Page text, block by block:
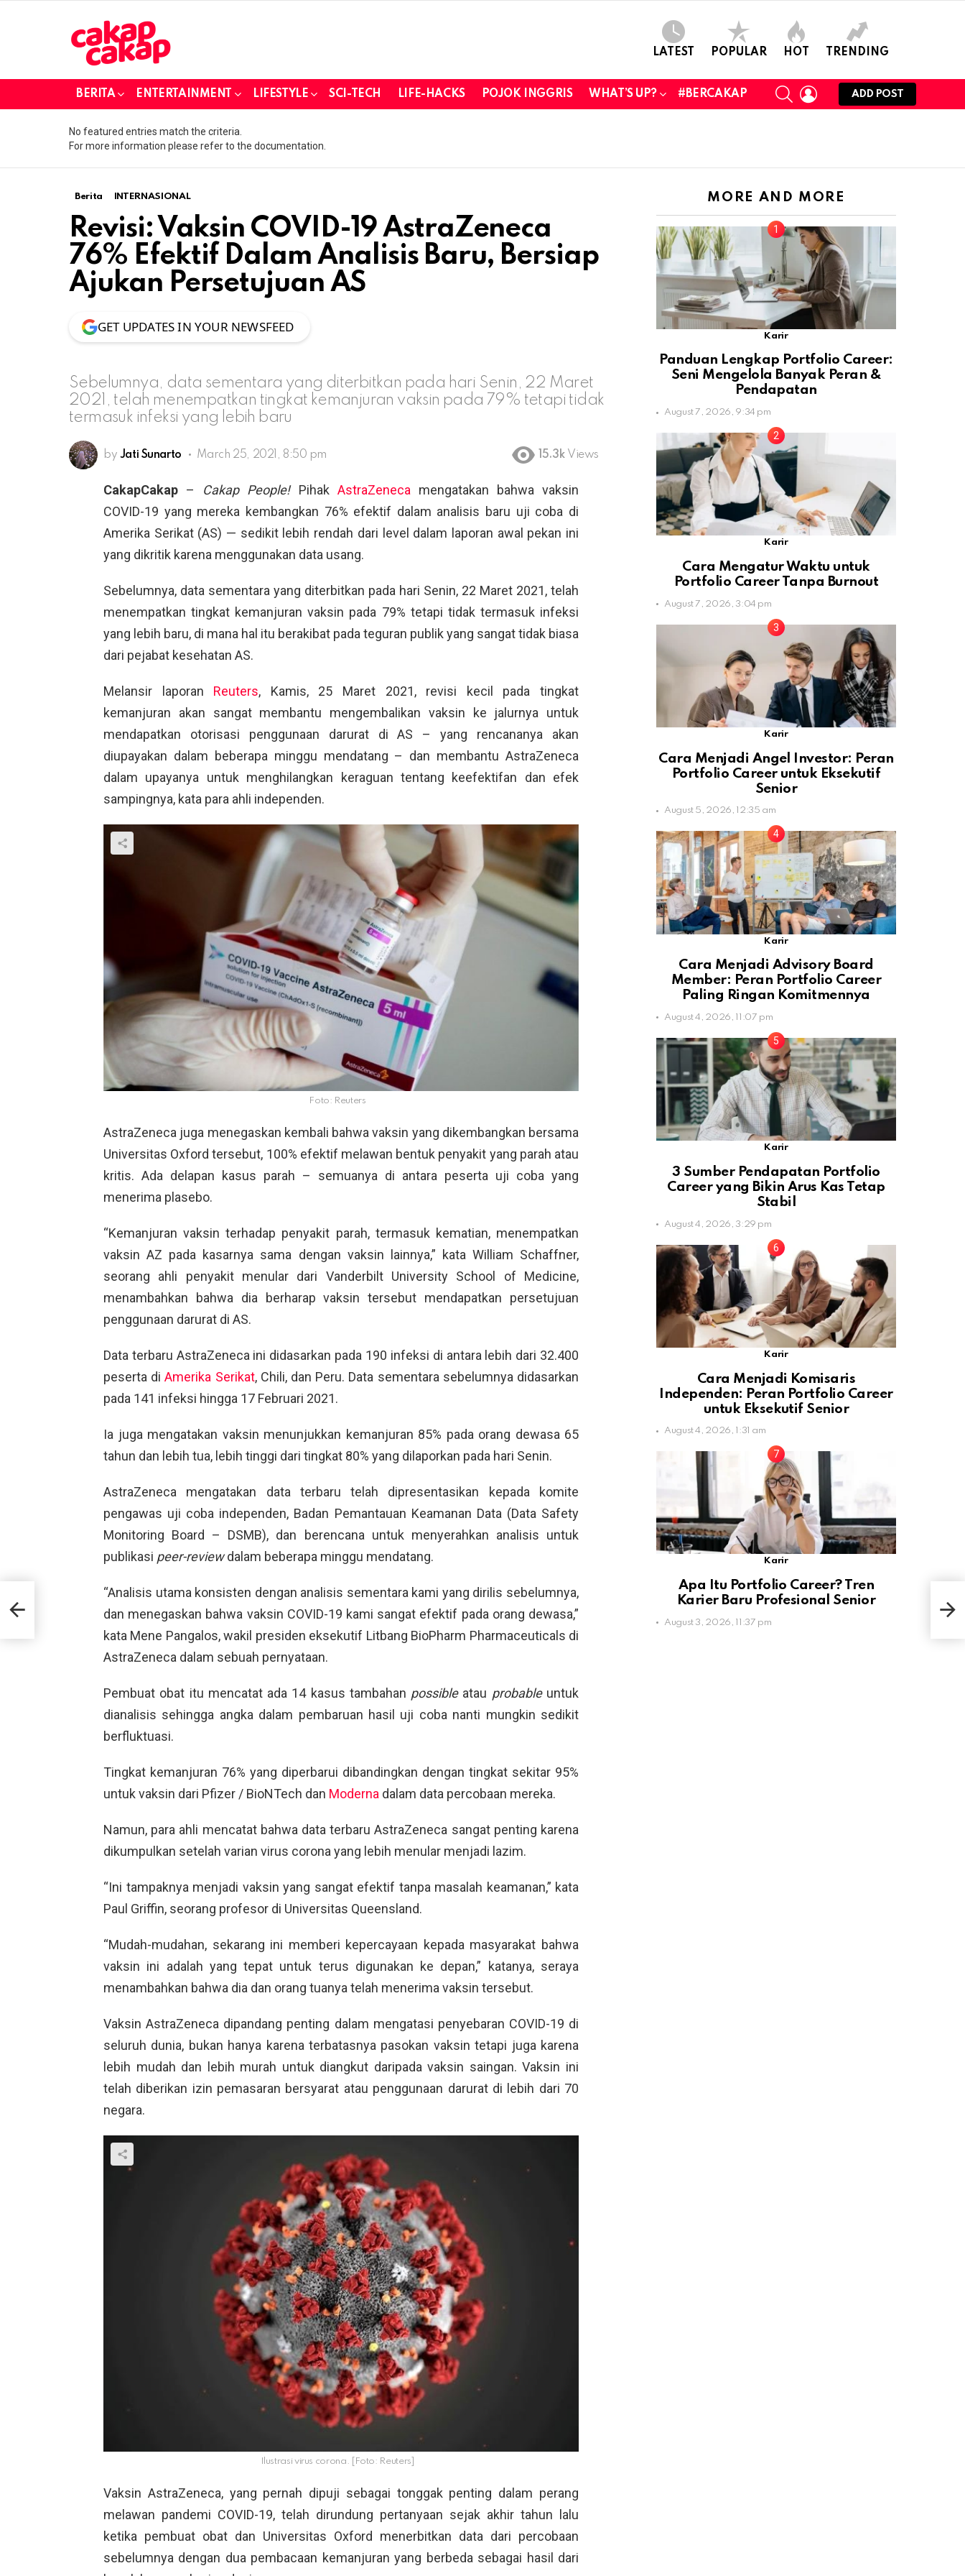
LATEST POPULAR HOT TRENDING
BERITA ENTERTAINMENT LIFESTYLE SCI-TECH LIFE-HACKS POJOK INGGRIS WHAT’S UP? #BERCAKAP
SEARCHLOGIN
ADD POST
No featured entries match the criteria.
For more information please refer to the documentation.
Berita INTERNASIONAL
Revisi: Vaksin COVID-19 AstraZeneca
76% Efektif Dalam Analisis Baru, Bersiap
Ajukan Persetujuan AS
GET UPDATES IN YOUR NEWSFEED
Sebelumnya, data sementara yang diterbitkan pada hari Senin, 22 Maret
2021, telah menempatkan tingkat kemanjuran vaksin pada 79% tetapi tidak
termasuk infeksi yang lebih baru
by Jati Sunarto March 25, 2021, 8:50 pm 15.3k Views
CakapCakap – Cakap People!Pihak AstraZeneca mengatakan bahwa vaksin
COVID-19 yang mereka kembangkan 76% efektif dalam analisis baru uji coba di
Amerika Serikat (AS) — sedikit lebih rendah dari level dalam laporan awal pekan ini
yang dikritik karena menggunakan data usang.
Sebelumnya, data sementara yang diterbitkan pada hari Senin, 22 Maret 2021, telah
menempatkan tingkat kemanjuran vaksin pada 79% tetapi tidak termasuk infeksi
yang lebih baru, di mana hal itu berakibat pada teguran publik yang sangat tidak biasa
dari pejabat kesehatan AS.
Melansir laporan Reuters, Kamis, 25 Maret 2021, revisi kecil pada tingkat
kemanjuran akan sangat membantu mengembalikan vaksin ke jalurnya untuk
mendapatkan otorisasi penggunaan darurat di AS – yang rencananya akan
diupayakan dalam beberapa minggu mendatang – dan membantu AstraZeneca
dalam upayanya untuk menghilangkan keraguan tentang keefektifan dan efek
sampingnya, kata para ahli independen.
Foto: Reuters
AstraZeneca juga menegaskan kembali bahwa vaksin yang dikembangkan bersama
Universitas Oxford tersebut, 100% efektif melawan bentuk penyakit yang parah atau
kritis. Ada delapan kasus parah – semuanya di antara peserta uji coba yang
menerima plasebo.
“Kemanjuran vaksin terhadap penyakit parah, termasuk kematian, menempatkan
vaksin AZ pada kasarnya sama dengan vaksin lainnya,” kata William Schaffner,
seorang ahli penyakit menular dari Vanderbilt University School of Medicine,
menambahkan bahwa dia berharap vaksin tersebut mendapatkan persetujuan
penggunaan darurat di AS.
Data terbaru AstraZeneca ini didasarkan pada 190 infeksi di antara lebih dari 32.400
peserta diAmerika Serikat, Chili, dan Peru. Data sementara sebelumnya didasarkan
pada 141 infeksi hingga 17 Februari 2021.
Ia juga mengatakan vaksin menunjukkan kemanjuran 85% pada orang dewasa 65
tahun dan lebih tua, lebih tinggi dari tingkat 80% yang dilaporkan pada hari Senin.
AstraZeneca mengatakan data terbaru telah dipresentasikan kepada komite
pengawas uji coba independen, Badan Pemantauan Keamanan Data (Data Safety
Monitoring Board – DSMB), dan berencana untuk menyerahkan analisis untuk
publikasi peer-reviewdalam beberapa minggu mendatang.
“Analisis utama konsisten dengan analisis sementara kami yang dirilis sebelumnya,
dan menegaskan bahwa vaksin COVID-19 kami sangat efektif pada orang dewasa,”
kata Mene Pangalos, wakil presiden eksekutif Litbang BioPharm Pharmaceuticals di
AstraZeneca dalam sebuah pernyataan.
Pembuat obat itu mencatat ada 14 kasus tambahan possibleatau probableuntuk
dianalisis sehingga angka dalam pembaruan hasil uji coba nanti mungkin sedikit
berfluktuasi.
Tingkat kemanjuran 76% yang diperbarui dibandingkan dengan tingkat sekitar 95%
untuk vaksin dari Pfizer / BioNTech dan Moderna dalam data percobaan mereka.
Namun, para ahli mencatat bahwa data terbaru AstraZeneca sangat penting karena
dikumpulkan setelah varian virus corona yang lebih menular menjadi lazim.
“Ini tampaknya menjadi vaksin yang sangat efektif tanpa masalah keamanan,” kata
Paul Griffin, seorang profesor di Universitas Queensland.
“Mudah-mudahan, sekarang ini memberi kepercayaan kepada masyarakat bahwa
vaksin ini adalah yang tepat untuk terus digunakan ke depan,” katanya, seraya
menambahkan bahwa dia dan orang tuanya telah menerima vaksin tersebut.
Vaksin AstraZeneca dipandang penting dalam mengatasi penyebaran COVID-19 di
seluruh dunia, bukan hanya karena terbatasnya pasokan vaksin tetapi juga karena
lebih mudah dan lebih murah untuk diangkut daripada vaksin saingan. Vaksin ini
telah diberikan izin pemasaran bersyarat atau penggunaan darurat di lebih dari 70
negara.
Ilustrasi virus corona. [Foto: Reuters]
Vaksin AstraZeneca, yang pernah dipuji sebagai tonggak penting dalam perang
melawan pandemi COVID-19, telah dirundung pertanyaan sejak akhir tahun lalu
ketika pembuat obat dan Universitas Oxford menerbitkan data dari percobaan
sebelumnya dengan dua pembacaan kemanjuran yang berbeda sebagai hasil dari
MORE AND MORE
Karir
Panduan Lengkap Portfolio Career:
Seni Mengelola Banyak Peran &
Pendapatan
August 7, 2026, 9:34 pm
Karir
Cara Mengatur Waktu untuk
Portfolio Career Tanpa Burnout
August 7, 2026, 3:04 pm
Karir
Cara Menjadi Angel Investor: Peran
Portfolio Career untuk Eksekutif
Senior
August 5, 2026, 12:35 am
Karir
Cara Menjadi Advisory Board
Member: Peran Portfolio Career
Paling Ringan Komitmennya
August 4, 2026, 11:07 pm
Karir
3 Sumber Pendapatan Portfolio
Career yang Bikin Arus Kas Tetap
Stabil
August 4, 2026, 3:29 pm
Karir
Cara Menjadi Komisaris
Independen: Peran Portfolio Career
untuk Eksekutif Senior
August 4, 2026, 1:31 am
Karir
Apa Itu Portfolio Career? Tren
Karier Baru Profesional Senior
August 3, 2026, 11:37 pm